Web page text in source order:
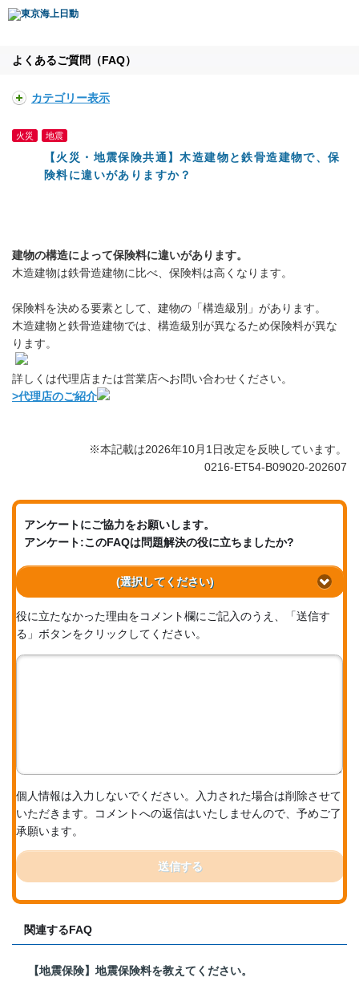
よくあるご質問（FAQ）
カテゴリー表示
火災 地震
【火災・地震保険共通】木造建物と鉄骨造建物で、保
険料に違いがありますか？
建物の構造によって保険料に違いがあります。
木造建物は鉄骨造建物に比べ、保険料は高くなります。
保険料を決める要素として、建物の「構造級別」があります。
木造建物と鉄骨造建物では、構造級別が異なるため保険料が異な
ります。
詳しくは代理店または営業店へお問い合わせください。
>代理店のご紹介
※本記載は2026年10月1日改定を反映しています。
0216-ET54-B09020-202607
アンケートにご協力をお願いします。
アンケート:このFAQは問題解決の役に立ちましたか?
(選択してください)
役に立たなかった理由をコメント欄にご記入のうえ、「送信す
る」ボタンをクリックしてください。
個人情報は入力しないでください。入力された場合は削除させて
いただきます。コメントへの返信はいたしませんので、予めご了
承願います。
送信する
関連するFAQ
【地震保険】地震保険料を教えてください。